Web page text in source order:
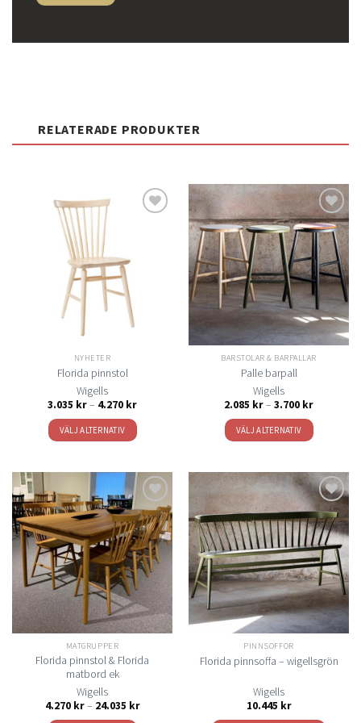
RELATERADE PRODUKTER
önskelistan
NYHETER
Florida pinnstol
Wigells
3.035 kr– 4.270 krPrisintervall:
till
4.270 kr
VÄLJ ALTERNATIV
produkten
har
flera
varianter.
De
olika
alternativen
kan
väljas
på
produktsidan
Lägg
till i
önskelistan
BARSTOLAR & BARPALLAR
Palle barpall
Wigells
2.085 kr– 3.700 kr
till
3.700 kr
VÄLJ ALTERNATIV
produkten
flera
varianter.
De
olika
alternativen
kan
väljas
på
produktsidan
Lägg
till i
önskelistan
MATGRUPPER
Florida pinnstol & Florida
matbord ek
Wigells
4.270 kr – 24.035 krPrisintervall:
Lägg
till i
önskelistan
PINNSOFFOR
Florida pinnsoffa – wigellsgrön
Wigells
10.445 kr